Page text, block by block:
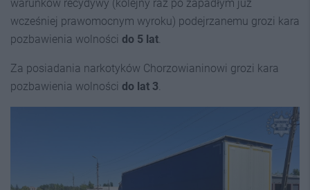
warunków recydywy (kolejny raz po zapadłym już
wcześniej prawomocnym wyroku) podejrzanemu grozi kara
pozbawienia wolności do 5 lat
Za posiadania narkotyków Chorzowianinowi grozi kara
pozbawienia wolności do lat 3